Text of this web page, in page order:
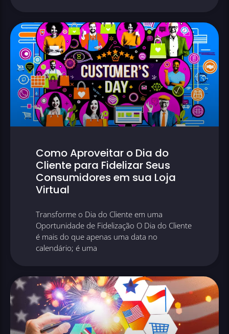
Como Aproveitar o Dia do
Cliente para Fidelizar Seus
Consumidores em sua Loja
Virtual
Transforme o Dia do Cliente em uma
Oportunidade de Fidelização O Dia do Cliente
é mais do que apenas uma data no
calendário; é uma